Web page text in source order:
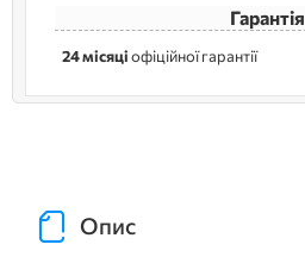
Гарантія
24 місяціофіційної гарантії
Опис